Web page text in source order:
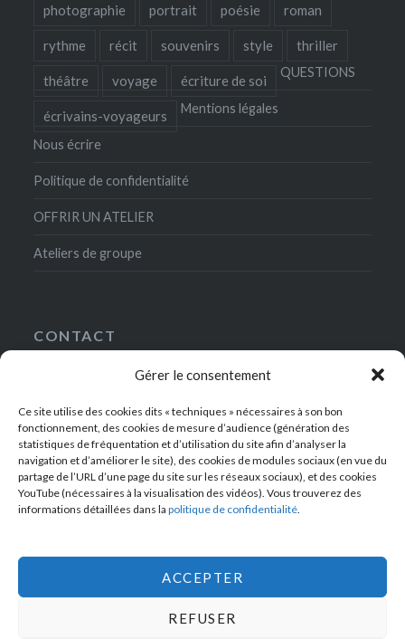
Gérer le consentement
Ce site utilise des cookies dits « techniques » nécessaires à son bon
fonctionnement, des cookies de mesure d’audience (génération des
statistiques de fréquentation et d’utilisation du site afin d’analyser la
navigation et d’améliorer le site), des cookies de modules sociaux (en vue du
partage de l’URL d’une page du site sur les réseaux sociaux), et des cookies
YouTube (nécessaires à la visualisation des vidéos). Vous trouverez des
informations détaillées dans la politique de confidentialité.
ACCEPTER
REFUSER
photographie portrait poésie roman
rythme récit souvenirs style thriller
théâtre voyage écriture de soi
écrivains-voyageurs
QUESTIONS
Mentions légales
Nous écrire
Politique de confidentialité
OFFRIR UN ATELIER
Ateliers de groupe
CONTACT
5, rue Gaston-Gallimard
+33(0)1-49-54-42-00
contact@ateliersdelanrf.fr
RECEVEZ NOTRE BULLETIN D’INFORMATIONS !